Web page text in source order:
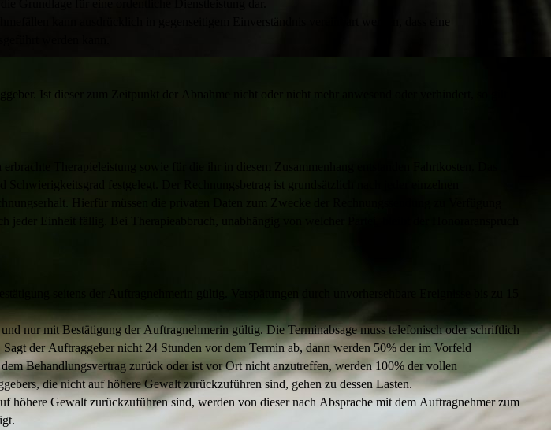
kann ausdrücklich in gegenseitigem Einverständnis vereinbart werden, dass eine
Ist dieser zum Zeitpunkt der Abnahme nicht oder nicht mehr anwesend oder verhindert, so gilt
Therapieleistung sowie für die ihr in diesem Zusammenhang entstanden Fahrtkosten. Das
festgelegt. Der Rechnungsbetrag ist grundsätzlich nach jeder einzelnen
Hierfür müssen die privaten Daten zum Zwecke der Rechnungssendung zu Verfügung
Einheit fällig. Bei Therapieabbruch, unabhängig von welcher Partei, bleibt der Honoraranspruch
seitens der Auftragnehmerin gültig. Verspätungen durch unvorhersehbare Ereignisse bis zu 15
nur mit Bestätigung der Auftragnehmerin gültig. Die Terminabsage muss telefonisch oder schriftlich
der Auftraggeber nicht 24 Stunden vor dem Termin ab, dann werden 50% der im Vorfeld
Behandlungsvertrag zurück oder ist vor Ort nicht anzutreffen, werden 100% der vollen
die nicht auf höhere Gewalt zurückzuführen sind, gehen zu dessen Lasten.
Gewalt zurückzuführen sind, werden von dieser nach Absprache mit dem Auftragnehmer zum